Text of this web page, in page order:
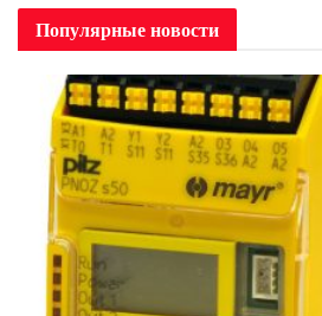
Популярные новости